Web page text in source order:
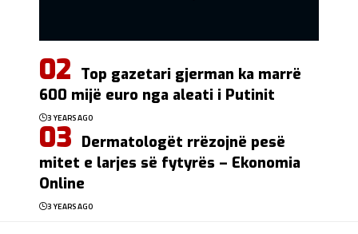
Top gazetari gjerman ka marrë
600 mijë euro nga aleati i Putinit
3 YEARS AGO
Dermatologët rrëzojnë pesë
mitet e larjes së fytyrës – Ekonomia
Online
3 YEARS AGO